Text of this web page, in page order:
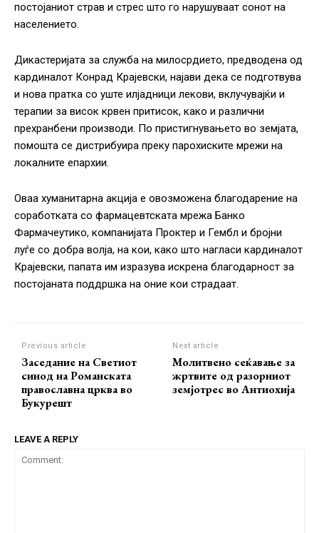
постојаниот страв и стрес што го нарушуваат сонот на
населението.
Дикастеријата за служба на милосрдието, предводена од
кардиналот Конрад Крајевски, најави дека се подготвува
и нова пратка со уште илјадници лекови, вклучувајќи и
терапии за висок крвен притисок, како и различни
прехранбени производи. По пристигнувањето во земјата,
помошта се дистрибуира преку парохиските мрежи на
локалните епархии.
Оваа хуманитарна акција е овозможена благодарение на
соработката со фармацевтската мрежа Банко
Фармачеутико, компанијата Проктер и Гембл и бројни
луѓе со добра волја, на кои, како што нагласи кардиналот
Крајевски, папата им изразува искрена благодарност за
постојаната поддршка на оние кои страдаат.
Previous article
Заседание на Светиот
синод на Романската
православна црква во
Букурешт
Next article
Молитвено сеќавање за
жртвите од разорниот
земјотрес во Антиохија
LEAVE A REPLY